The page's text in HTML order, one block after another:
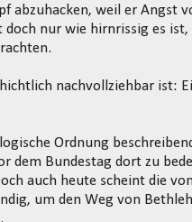
abzuhacken, weil er Angst
nur wie hirnrissig es ist,
nachvollziehbar ist:
Ordnung
dem Bundestag dort zu
auch heute scheint die
um den Weg von